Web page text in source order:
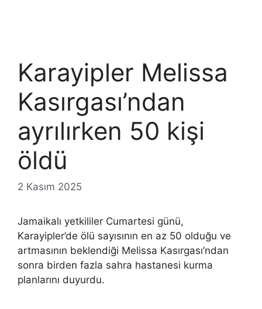
Karayipler Melissa
Kasırgası’ndan
ayrılırken 50 kişi
öldü
2 Kasım 2025
Jamaikalı yetkililer Cumartesi günü,
Karayipler’de ölü sayısının en az 50 olduğu ve
artmasının beklendiği Melissa Kasırgası’ndan
sonra birden fazla sahra hastanesi kurma
planlarını duyurdu.